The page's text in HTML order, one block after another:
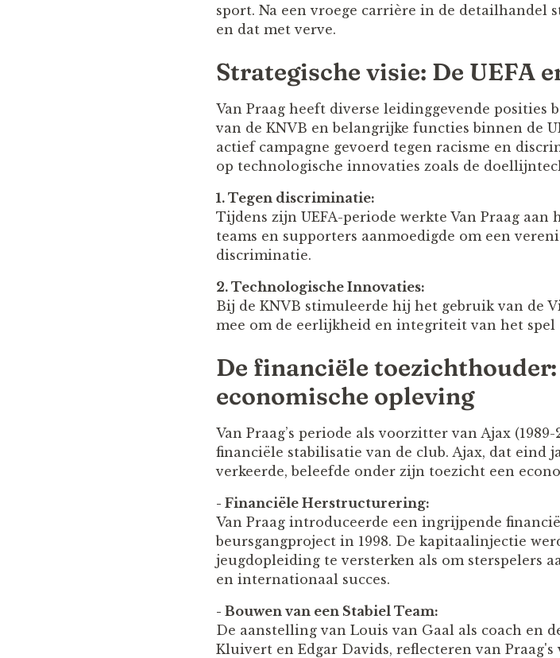
sport. Na een vroege carrière in de detailhandel
en dat met verve.
Strategische visie: De UEFA
Van Praag heeft diverse leidinggevende posities
van de KNVB en belangrijke functies binnen de
actief campagne gevoerd tegen racisme en
op technologische innovaties zoals de
1. Tegen discriminatie:
Tijdens zijn UEFA-periode werkte Van Praag
teams en supporters aanmoedigde om een
discriminatie.
2. Technologische Innovaties:
Bij de KNVB stimuleerde hij het gebruik van de
mee om de eerlijkheid en integriteit van het spel
De financiële toezichthouder:
economische opleving
Van Praag’s periode als voorzitter van Ajax
financiële stabilisatie van de club. Ajax, dat eind
verkeerde, beleefde onder zijn toezicht een
- Financiële Herstructurering:
Van Praag introduceerde een ingrijpende
beursgangproject in 1998. De kapitaalinjectie
jeugdopleiding te versterken als om sterspelers
en internationaal succes.
- Bouwen van een Stabiel Team:
De aanstelling van Louis van Gaal als coach en
Kluivert en Edgar Davids, reflecteren van